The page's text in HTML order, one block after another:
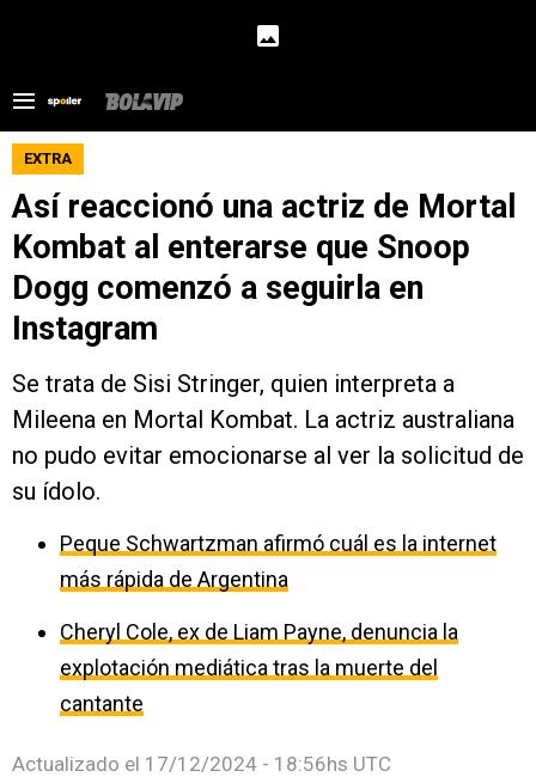
EXTRA
Así reaccionó una actriz de Mortal
Kombat al enterarse que Snoop
Dogg comenzó a seguirla en
Instagram
Se trata de Sisi Stringer, quien interpreta a
Mileena en Mortal Kombat. La actriz australiana
no pudo evitar emocionarse al ver la solicitud de
su ídolo.
Peque Schwartzman afirmó cuál es la internet
más rápida de Argentina
Cheryl Cole, ex de Liam Payne, denuncia la
explotación mediática tras la muerte del
cantante
Actualizado el 17/12/2024 - 18:56hs UTC